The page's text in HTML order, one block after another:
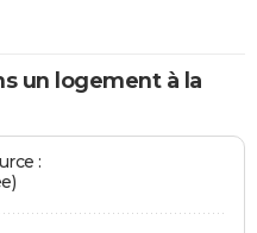
un logement à la
: